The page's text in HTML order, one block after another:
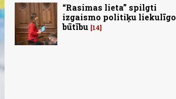
“Rasimas lieta” spilgti
izgaismo politiķu liekulīgo
būtību 14